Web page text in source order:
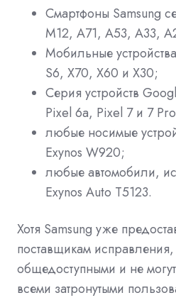
Смартфоны Samsung
M12, A71, A53, A33,
Мобильные
S6, X70, X60 и X30;
Серия устройств
Pixel 6a, Pixel 7 и 7
любые носимые
Exynos W920;
любые автомобили,
Exynos Auto T5123.
Хотя Samsung уже
поставщикам
общедоступными и не
всеми затронутыми